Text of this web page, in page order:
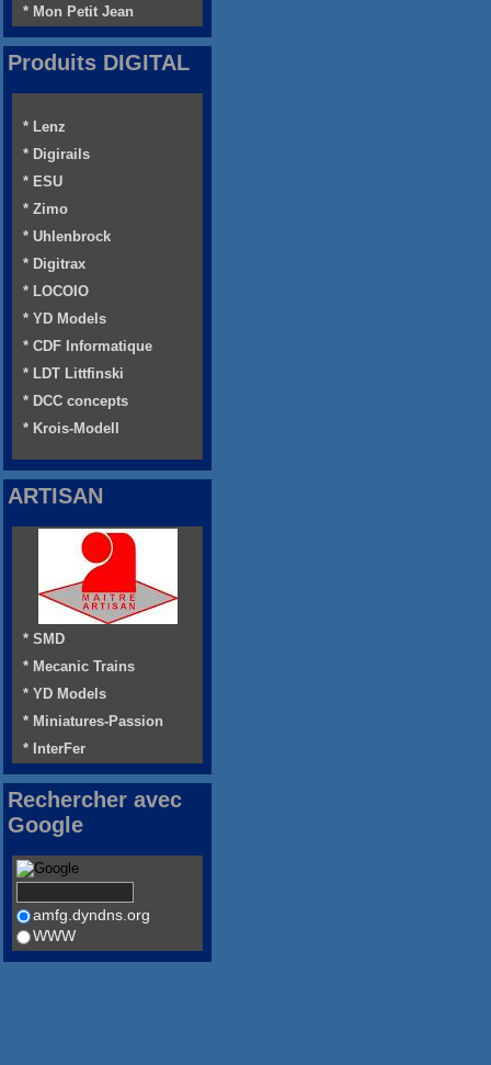
* Mon Petit Jean
Produits DIGITAL
* Lenz
* Digirails
* ESU
* Zimo
* Uhlenbrock
* Digitrax
* LOCOIO
* YD Models
* CDF Informatique
* LDT Littfinski
* DCC concepts
* Krois-Modell
ARTISAN
* SMD
* Mecanic Trains
* YD Models
* Miniatures-Passion
* InterFer
Rechercher avec
Google
amfg.dyndns.org
WWW